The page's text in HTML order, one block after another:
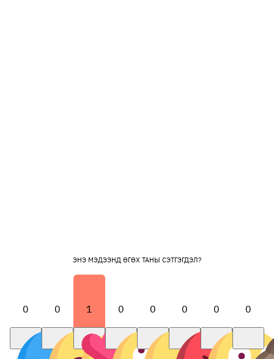
ЭНЭ МЭДЭЭНД ӨГӨХ ТАНЫ СЭТГЭГДЭЛ?
0 0 1 0 0 0 0 0